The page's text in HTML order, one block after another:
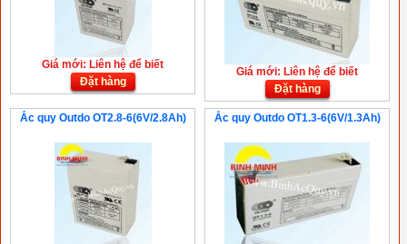
Giá mới: Liên hệ để biết
Đặt hàng
Giá mới: Liên hệ để biết
Đặt hàng
Ắc quy Outdo OT2.8-6(6V/2.8Ah) Ắc quy Outdo OT1.3-6(6V/1.3Ah)